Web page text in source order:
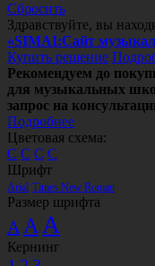
Сбросить
Здравствуйте, вы
«SIMAI:Сайт
Купить решение
Рекомендуем до
для музыкальных
запрос на
Подробнее
Цветовая схема:
C C C C
Шрифт
Arial Times New Roman
Размер шрифта
A AA
Кернинг